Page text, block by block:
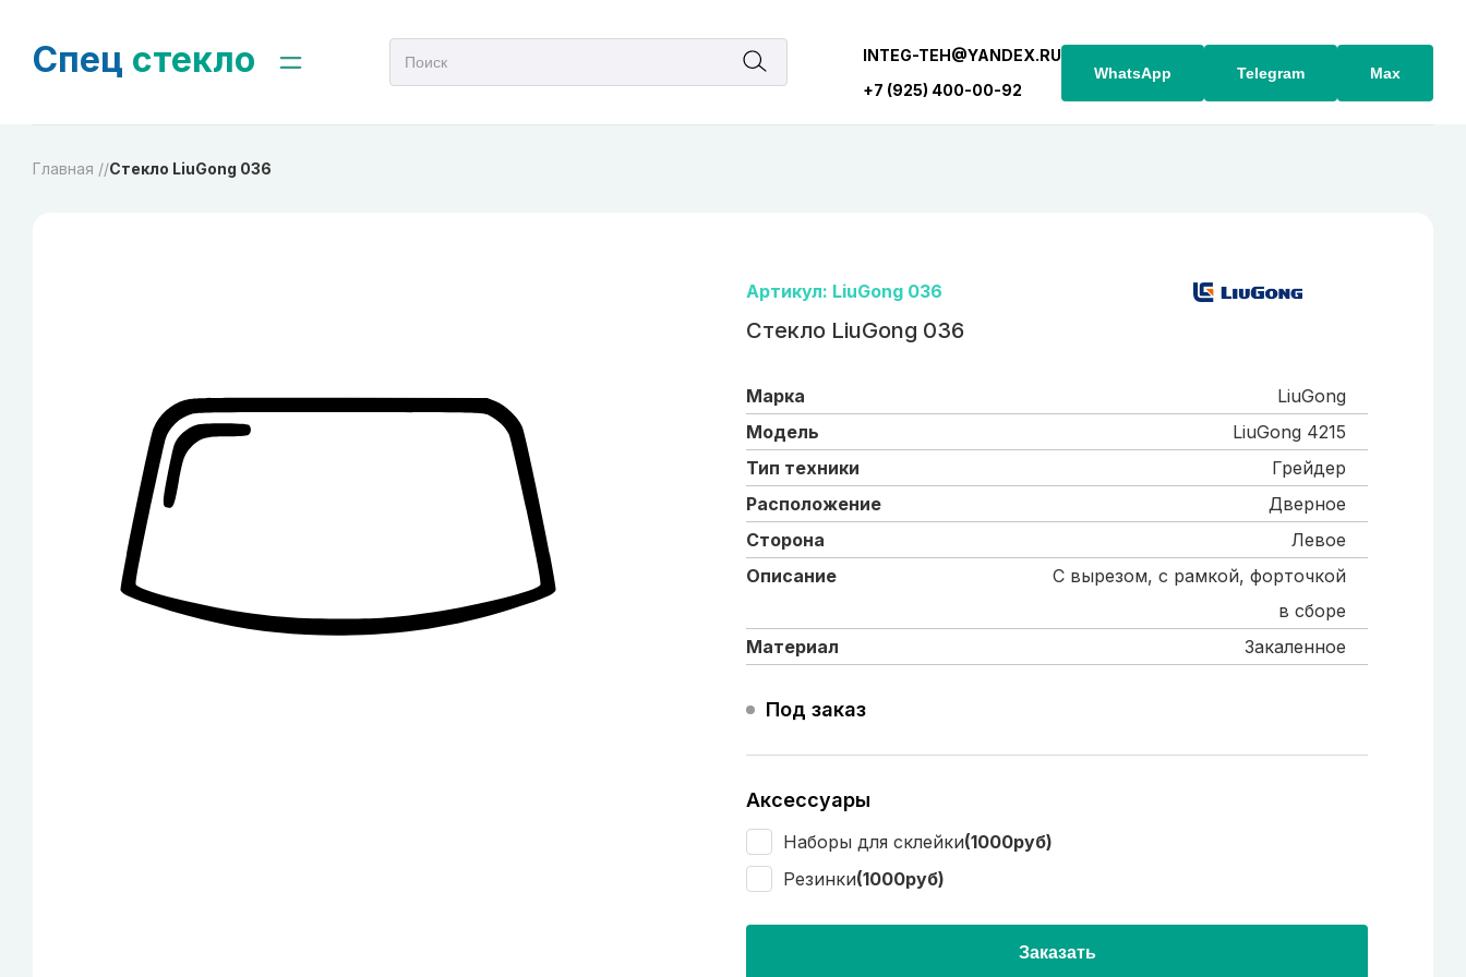
Спец стекло
INTEG-TEH@YANDEX.RU
+7 (925) 400-00-92
WhatsApp Telegram Max
Главная //Стекло LiuGong 036
Артикул: LiuGong 036
Стекло LiuGong 036
Марка
LiuGong
Модель
LiuGong 4215
Тип техники
Грейдер
Расположение
Дверное
Сторона
Левое
Описание
С вырезом, с рамкой, форточкой
в сборе
Материал
Закаленное
Под заказ
Аксессуары
Наборы для склейки(1000руб)
Резинки(1000руб)
Заказать